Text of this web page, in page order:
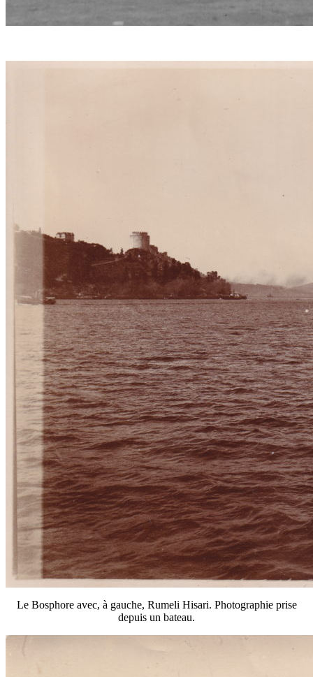
Le Bosphore avec, à gauche, Rumeli Hisari. Photographie prise
depuis un bateau.